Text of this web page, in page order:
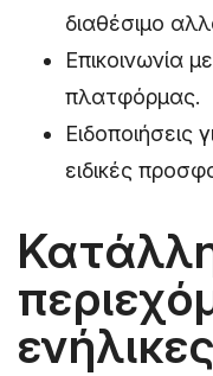
διαθέσιμο
Επικοινωνία
πλατφόρμας.
Ειδοποιήσεις
ειδικές
ενήλικες